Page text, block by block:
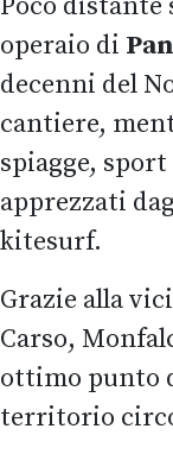
Poco
operaio di
decenni del
cantiere,
spiagge,
apprezzati
kitesurf.
Grazie alla
Carso,
ottimo punto
territorio